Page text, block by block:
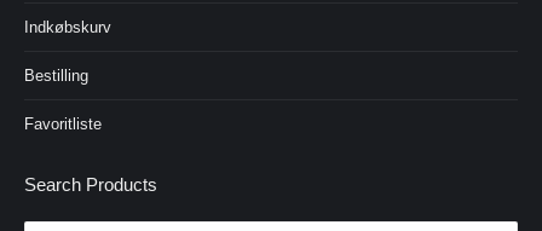
Indkøbskurv
Bestilling
Favoritliste
Search Products